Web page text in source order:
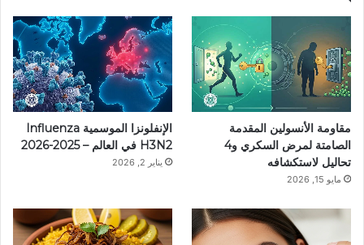
مقاومة الأنسولين المقدمة
الصامتة لمرض السكري و4
تحاليل لاستكشافه
مايو 15, 2026
الإنفلونزا الموسمية Influenza
H3N2 في العالم – 2025-2026
يناير 2, 2026